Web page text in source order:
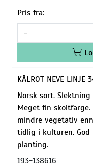
Pris fra:
-
KÅLROT NEVE LINJE
Norsk sort.
Meget fin
mindre vegetativ
tidlig i kulturen.
planting.
193-138616